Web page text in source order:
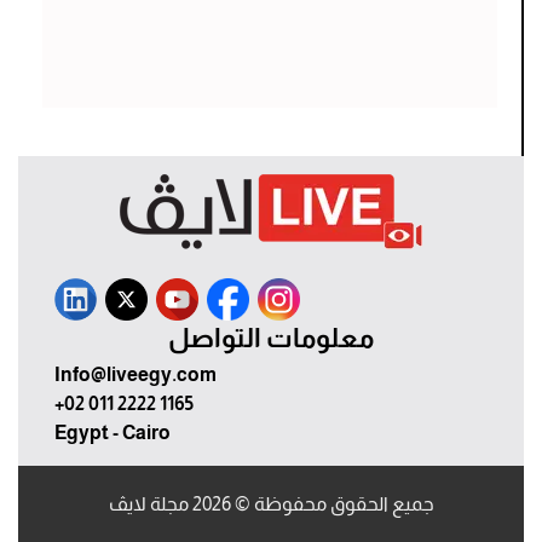
معلومات التواصل
Info@liveegy.com
+02 011 2222 1165
Egypt - Cairo
جميع الحقوق محفوظة © 2026 مجلة لايڤ